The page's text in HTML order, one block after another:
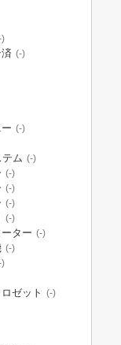
)
(-)
(-)
ム (-)
(-)
(-)
(-)
(-)
ーター (-)
(-)
)
ゼット (-)